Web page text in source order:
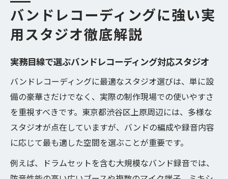
バンドレコーディングに強い実
用スタジオ徹底解説
実務目線で選ぶバンドレコーディング対応スタジオ
バンドレコーディングに最適なスタジオ選びは、単に設
備の豪華さだけでなく、実際の制作現場での使いやすさ
を重視すべきです。東京都渋谷区上原周辺には、多様な
スタジオが点在していますが、バンドの編成や録音内容
に応じて最も適した空間を選ぶことが重要です。
例えば、ドラムセットを含む大規模なバンド録音では、